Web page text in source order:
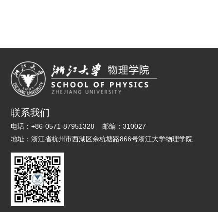
联系我们
电话：+86-0571-87951328 邮编：310027
地址：浙江省杭州市西湖区余杭塘路866号浙江大学物理学院